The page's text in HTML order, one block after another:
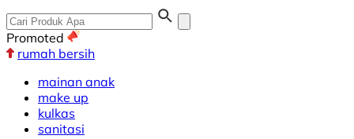
Promoted
rumah bersih
mainan anak
make up
kulkas
sanitasi